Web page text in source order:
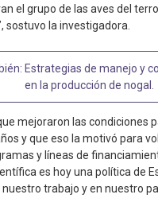
el grupo de las aves del
sostuvo la investigadora.
Estrategias de manejo y
en la producción de nogal
mejoraron las condiciones
y que eso la motivó para
y líneas de
es hoy una política de
trabajo y en nuestro